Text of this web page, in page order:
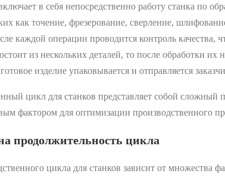
в себя непосредственно работу станка по
как точение, фрезерование, сверление,
каждой операции проводится контроль качества,
из нескольких деталей, то после обработки их
готовое изделие упаковывается и отправляется
цикл для станков представляет собой
фактором для оптимизации производственного
продолжительность цикла
цикла для станков зависит от множества